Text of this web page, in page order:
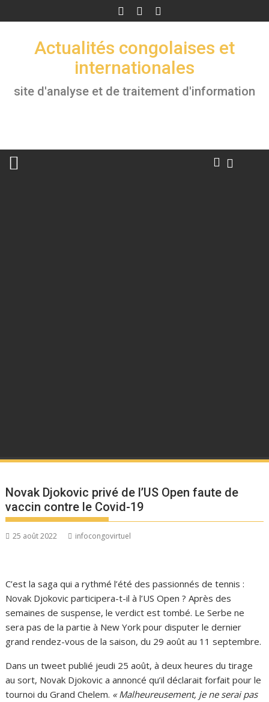
to
Actualités congolaises et
internationales
site d'analyse et de traitement d'information
Novak Djokovic privé de l’US Open faute de
vaccin contre le Covid-19
25 août 2022 infocongovirtuel
C’est la saga qui a rythmé l’été des passionnés de tennis :
Novak Djokovic participera-t-il à l’US Open ? Après des
semaines de suspense, le verdict est tombé. Le Serbe ne
sera pas de la partie à New York pour disputer le dernier
grand rendez-vous de la saison, du 29 août au 11 septembre.
Dans un tweet publié jeudi 25 août, à deux heures du tirage
au sort, Novak Djokovic a annoncé qu’il déclarait forfait pour le
tournoi du Grand Chelem. « Malheureusement, je ne serai pas